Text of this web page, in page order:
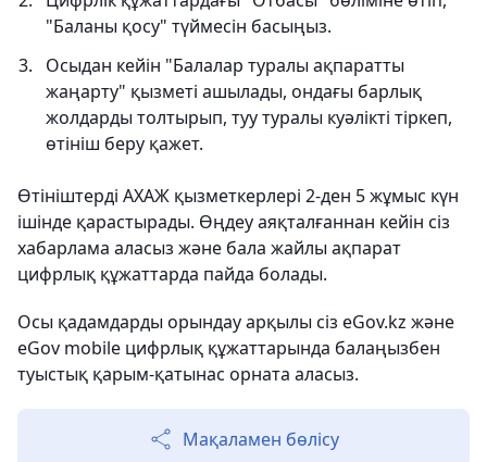
"Баланы қосу" түймесін басыңыз.
Осыдан кейін "Балалар туралы ақпаратты
жаңарту" қызметі ашылады, ондағы барлық
жолдарды толтырып, туу туралы куәлікті тіркеп,
өтініш беру қажет.
Өтініштерді АХАЖ қызметкерлері 2-ден 5 жұмыс күн
ішінде қарастырады. Өңдеу аяқталғаннан кейін сіз
хабарлама аласыз және бала жайлы ақпарат
цифрлық құжаттарда пайда болады.
Осы қадамдарды орындау арқылы сіз eGov.kz және
eGov mobile цифрлық құжаттарында балаңызбен
туыстық қарым-қатынас орната аласыз.
Мақаламен бөлісу